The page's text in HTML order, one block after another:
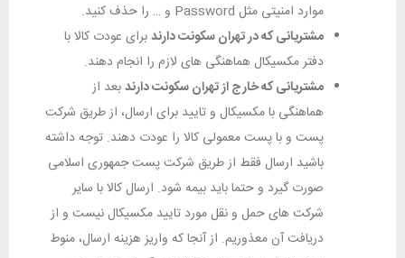
موارد امنیتی مثل Password و … را حذف کنید.
مشتریانی که در تهران سکونت دارندبرای عودت کالا با
دفتر مکسیکال هماهنگی های لازم را انجام دهند.
مشتریانی که خارج از تهران سکونت دارندبعد از
هماهنگی با مکسیکال و تایید برای ارسال، از طریق شرکت
پست و با پست معمولی کالا را عودت دهند. توجه داشته
باشید ارسال فقط از طریق شرکت پست جمهوری اسلامی
صورت گیرد و حتما باید بیمه شود. ارسال کالا با سایر
شرکت های حمل و نقل مورد تایید مکسیکال نیست و از
دریافت آن معذوریم. از آنجا که واریز هزینه ارسال، منوط